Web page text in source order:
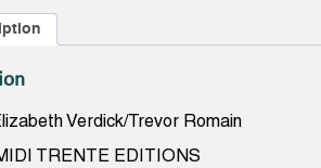
Verdick/Trevor Romain
TRENTE EDITIONS